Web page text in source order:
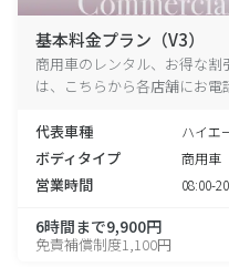
基本料金プラン（V3）
商用車のレンタル、お得な
は、こちらから各店舗にお電
代表車種 ハイエ
ボディタイプ 商用車
営業時間 08:00-
6時間まで9,900円
免責補償制度1,100円